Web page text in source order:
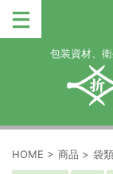
包装資材、
HOME > 商品 > 袋類